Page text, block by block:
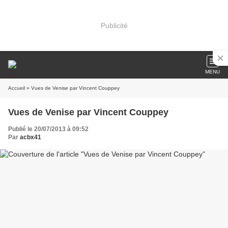
Publicité
MENU
Accueil » Vues de Venise par Vincent Couppey
Vues de Venise par Vincent Couppey
Publié le 20/07/2013 à 09:52
Par acbx41